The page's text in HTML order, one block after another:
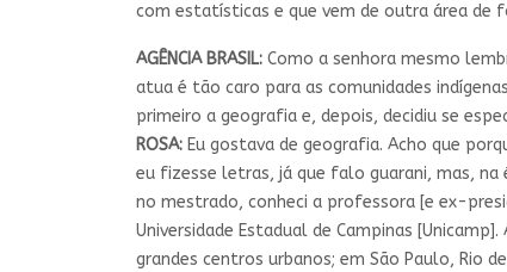
com estatísticas e que vem de outra área de
AGÊNCIA BRASIL: Como a senhora mesmo
atua é tão caro para as comunidades
primeiro a geografia e, depois, decidiu se
ROSA: Eu gostava de geografia. Acho que
eu fizesse letras, já que falo guarani, mas,
no mestrado, conheci a professora [e ex-
Universidade Estadual de Campinas
grandes centros urbanos; em São Paulo, Rio